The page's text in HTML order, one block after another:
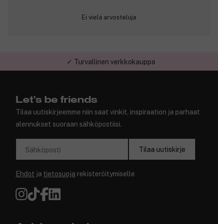
Ei vielä arvosteluja
✓ Turvallinen verkkokauppa
Let's be friends
Tilaa uutiskirjeemme niin saat vinkit, inspiraation ja parhaat
alennukset suoraan sähköpostiisi.
Sähköposti Tilaa uutiskirje
Ehdot ja tietosuoja rekisteröitymiselle